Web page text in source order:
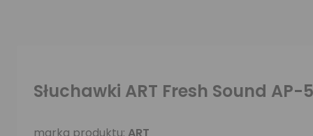
Słuchawki ART Fresh Sound AP-